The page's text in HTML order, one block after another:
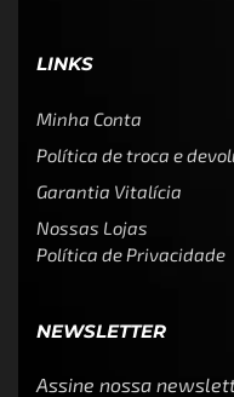
LINKS
Minha Conta
Política de troca e
Garantia Vitalícia
Nossas Lojas
Política de Privacidade
NEWSLETTER
Assine nossa